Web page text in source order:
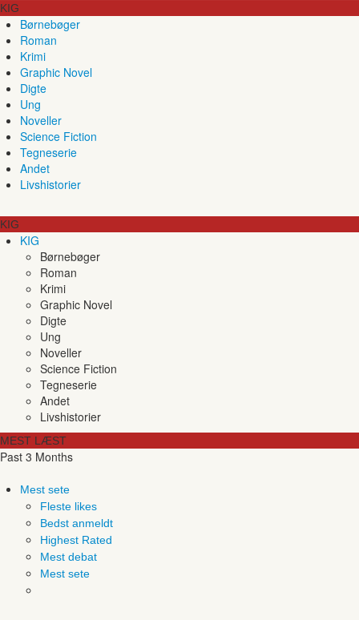
KIG
Børnebøger
Roman
Krimi
Graphic Novel
Digte
Ung
Noveller
Science Fiction
Tegneserie
Andet
Livshistorier
KIG
KIG
Børnebøger
Roman
Krimi
Graphic Novel
Digte
Ung
Noveller
Science Fiction
Tegneserie
Andet
Livshistorier
MEST LÆST
Past 3 Months
Mest sete
Fleste likes
Bedst anmeldt
Highest Rated
Mest debat
Mest sete